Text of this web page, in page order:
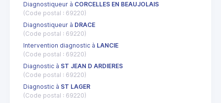
Diagnostiqueur à CORCELLES EN BEAUJOLAIS
(Code postal : 69220)
Diagnostiqueur à DRACE
(Code postal : 69220)
Intervention diagnostic à LANCIE
(Code postal : 69220)
Diagnostic à ST JEAN D ARDIERES
(Code postal : 69220)
Diagnostic à ST LAGER
(Code postal : 69220)